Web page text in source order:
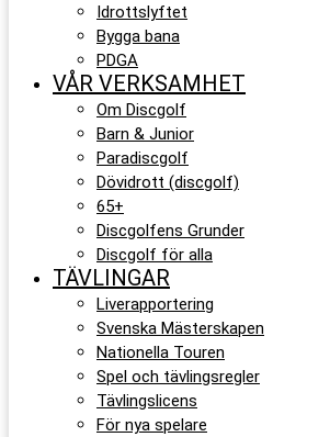
Idrottslyftet
Bygga bana
PDGA
VÅR VERKSAMHET
Om Discgolf
Barn & Junior
Paradiscgolf
Dövidrott (discgolf)
65+
Discgolfens Grunder
Discgolf för alla
TÄVLINGAR
Liverapportering
Svenska Mästerskapen
Nationella Touren
Spel och tävlingsregler
Tävlingslicens
För nya spelare